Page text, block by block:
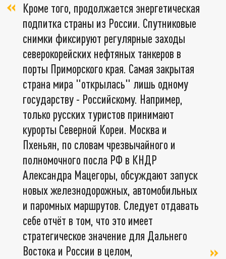
Кроме того, продолжается энергетическая
подпитка страны из России. Спутниковые
снимки фиксируют регулярные заходы
северокорейских нефтяных танкеров в
порты Приморского края. Самая закрытая
страна мира "открылась" лишь одному
государству - Российскому. Например,
только русских туристов принимают
курорты Северной Кореи. Москва и
Пхеньян, по словам чрезвычайного и
полномочного посла РФ в КНДР
Александра Мацегоры, обсуждают запуск
новых железнодорожных, автомобильных
и паромных маршрутов. Следует отдавать
себе отчёт в том, что это имеет
стратегическое значение для Дальнего
Востока и России в целом,